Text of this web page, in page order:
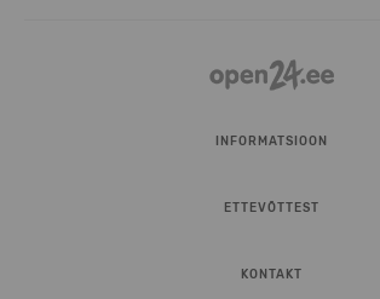
INFORMATSIOON
ETTEVÕTTEST
KONTAKT